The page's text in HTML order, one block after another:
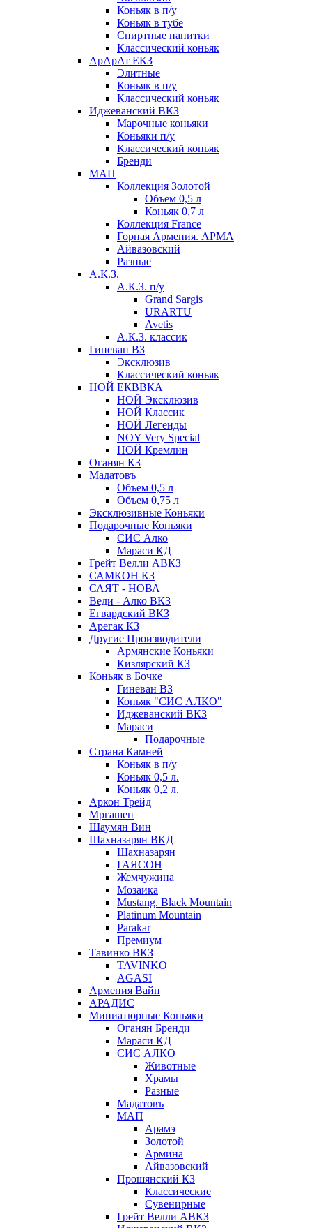
Коньяк в п/у
Коньяк в тубе
Спиртные напитки
Классический коньяк
АрАрАт ЕКЗ
Элитные
Коньяк в п/у
Классический коньяк
Иджеванский ВКЗ
Марочные коньяки
Коньяки п/у
Классический коньяк
Бренди
МАП
Коллекция Золотой
Объем 0,5 л
Коньяк 0,7 л
Коллекция France
Горная Армения. АРМА
Айвазовский
Разные
А.К.З.
А.К.З. п/у
Grand Sargis
URARTU
Avetis
А.К.З. классик
Гиневан ВЗ
Эксклюзив
Классический коньяк
НОЙ ЕКВВКА
НОЙ Эксклюзив
НОЙ Классик
НОЙ Легенды
NOY Very Speсial
НОЙ Кремлин
Оганян КЗ
Мадатовъ
Объем 0,5 л
Объем 0,75 л
Эксклюзивные Коньяки
Подарочные Коньяки
СИС Алко
Мараси КД
Грейт Велли АВКЗ
САМКОН КЗ
САЯТ - НОВА
Веди - Алко ВКЗ
Егвардский ВКЗ
Арегак КЗ
Другие Производители
Армянские Коньяки
Кизлярский КЗ
Коньяк в Бочке
Гиневан ВЗ
Коньяк "СИС АЛКО"
Иджеванский ВКЗ
Мараси
Подарочные
Страна Камней
Коньяк в п/у
Коньяк 0,5 л.
Коньяк 0,2 л.
Аркон Трейд
Мргашен
Шаумян Вин
Шахназарян ВКД
Шахназарян
ГАЯСОН
Жемчужина
Мозаика
Mustang. Black Mountain
Platinum Mountain
Parakar
Премиум
Тавинко ВКЗ
TAVINKO
AGASI
Армения Вайн
АРАДИС
Миниатюрные Коньяки
Оганян Бренди
Мараси КД
СИС АЛКО
Животные
Храмы
Разные
Мадатовъ
МАП
Арамэ
Золотой
Армина
Айвазовский
Прошянский КЗ
Классические
Сувенирные
Грейт Велли АВКЗ